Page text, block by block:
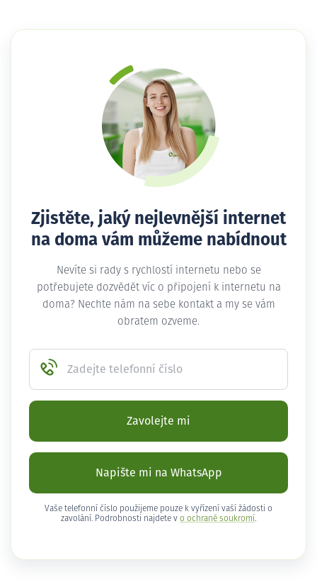
Zjistěte, jaký nejlevnější internet
na doma vám můžeme nabídnout
Nevíte si rady s rychlostí internetu nebo se
potřebujete dozvědět víc o připojení k internetu na
doma? Nechte nám na sebe kontakt a my se vám
obratem ozveme.
Zadejte telefonní číslo
Zavolejte mi
Napište mi na WhatsApp
Vaše telefonní číslo použijeme pouze k vyřízení vaší žádosti o
zavolání. Podrobnosti najdete v o ochraně soukromí .